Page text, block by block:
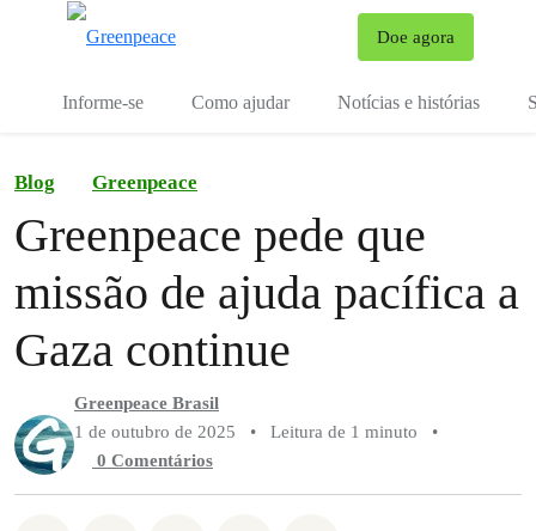
Doe agora
Informe-se Como ajudar Notícias e histórias
Blog Greenpeace
Greenpeace pede que
missão de ajuda pacífica a
Gaza continue
Greenpeace Brasil
1 de outubro de 2025
• Leitura de 1 minuto
•
0 Comentários